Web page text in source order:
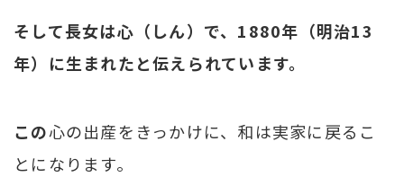
そして長女は心（しん）で、1880年（明治13
年）に生まれたと伝えられています。
この心の出産をきっかけに、和は実家に戻るこ
とになります。